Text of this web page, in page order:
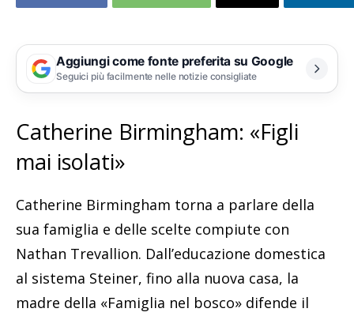
Aggiungi come fonte preferita su Google
Seguici più facilmente nelle notizie consigliate
Catherine Birmingham: «Figli
mai isolati»
Catherine Birmingham torna a parlare della
sua famiglia e delle scelte compiute con
Nathan Trevallion. Dall’educazione domestica
al sistema Steiner, fino alla nuova casa, la
madre della «Famiglia nel bosco» difende il